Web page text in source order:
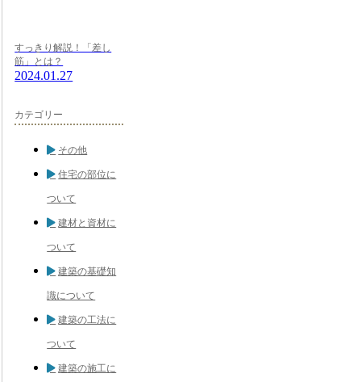
すっきり解説！「差し
筋」とは？
2024.01.27
カテゴリー
その他
住宅の部位に
ついて
建材と資材に
ついて
建築の基礎知
識について
建築の工法に
ついて
建築の施工に